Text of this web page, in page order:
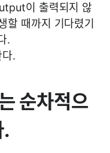
이 출력되지 않
때까지 기다렸기
.
.
순차적으
.